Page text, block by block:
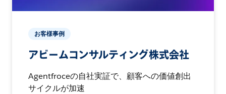
お客様事例
アビームコンサルティング株式会社
Agentfroceの自社実証で、顧客への価値創出
サイクルが加速